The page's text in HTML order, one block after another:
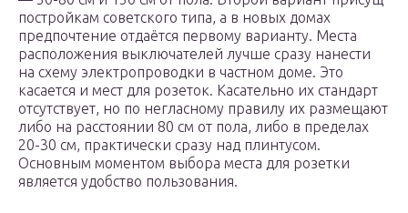
постройкам советского типа, а в новых домах
предпочтение отдаётся первому варианту. Места
расположения выключателей лучше сразу нанести
на схему электропроводки в частном доме. Это
касается и мест для розеток. Касательно их стандарт
отсутствует, но по негласному правилу их размещают
либо на расстоянии 80 см от пола, либо в пределах
20-30 см, практически сразу над плинтусом.
Основным моментом выбора места для розетки
является удобство пользования.